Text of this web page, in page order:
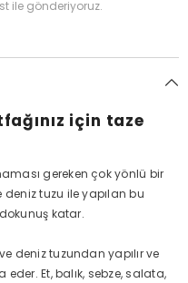
ile gönderiyoruz.
için taze
gereken çok yönlü bir
tuzu ile yapılan bu
katar.
deniz tuzundan yapılır ve
Et, balık, sebze, salata,